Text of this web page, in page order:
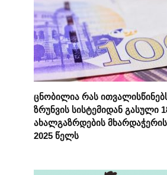
ცნობილია რას
ზრუნვის სისტემიდან გასული
ახალგაზრდების
2025 წელს